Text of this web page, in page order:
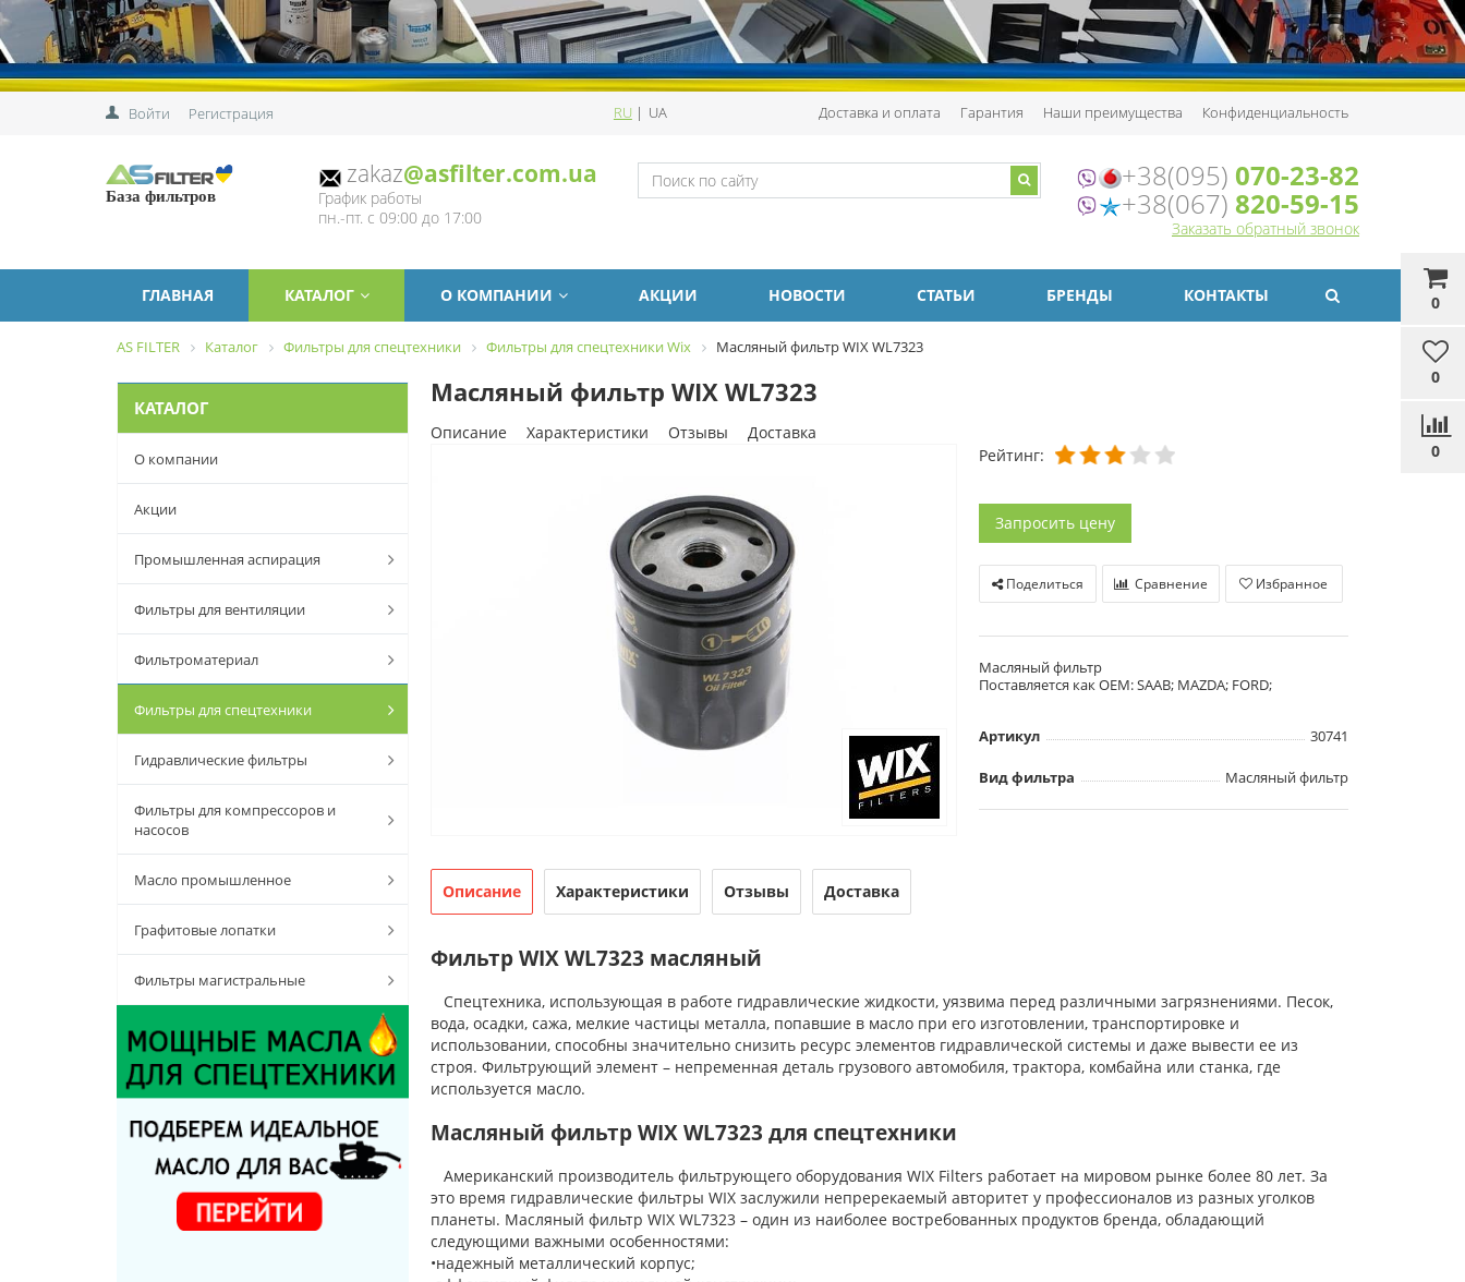
Войти Регистрация RU| UA Доставка и оплата Гарантия Наши преимущества Конфиденциальность
0
0
0
База фильтров
zakaz@asfilter.com.ua
График работы
пн.-пт. с 09:00 до 17:00
+38(095) 070-23-82
+38(067) 820-59-15
Заказать обратный звонок
ГЛАВНАЯ КАТАЛОГ О КОМПАНИИ АКЦИИ НОВОСТИ СТАТЬИ БРЕНДЫ КОНТАКТЫ
AS FILTER Каталог Фильтры для спецтехники Фильтры для спецтехники Wix Масляный фильтр WIX WL7323
КАТАЛОГ
О компании
Акции
Промышленная аспирация
Фильтры для вентиляции
Фильтроматериал
Фильтры для спецтехники
Гидравлические фильтры
Фильтры для компрессоров и
насосов
Масло промышленное
Графитовые лопатки
Фильтры магистральные
Масляный фильтр WIX WL7323
Описание Характеристики Отзывы
Доставка
Рейтинг:
Запросить цену
Поделиться Сравнение Избранное
Масляный фильтр
Поставляется как OEM: SAAB; MAZDA; FORD;
Артикул 30741
Вид фильтра Масляный фильтр
Описание Характеристики Отзывы Доставка
Фильтр WIX WL7323 масляный
Спецтехника, использующая в работе гидравлические жидкости, уязвима перед различными загрязнениями. Песок,
вода, осадки, сажа, мелкие частицы металла, попавшие в масло при его изготовлении, транспортировке и
использовании, способны значительно снизить ресурс элементов гидравлической системы и даже вывести ее из
строя. Фильтрующий элемент – непременная деталь грузового автомобиля, трактора, комбайна или станка, где
используется масло.
Масляный фильтр WIX WL7323 для спецтехники
Американский производитель фильтрующего оборудования WIX Filters работает на мировом рынке более 80 лет. За
это время гидравлические фильтры WIX заслужили непререкаемый авторитет у профессионалов из разных уголков
планеты. Масляный фильтр WIX WL7323 – один из наиболее востребованных продуктов бренда, обладающий
следующими важными особенностями:
•надежный металлический корпус;